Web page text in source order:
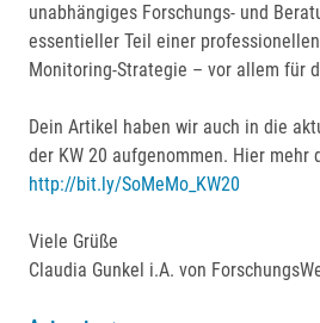
unabhängiges Forschungs- und
essentieller Teil einer
Monitoring-Strategie – vor allem für
Dein Artikel haben wir auch in die
der KW 20 aufgenommen. Hier mehr
http://bit.ly/SoMeMo_KW20
Viele Grüße
Claudia Gunkel i.A. von